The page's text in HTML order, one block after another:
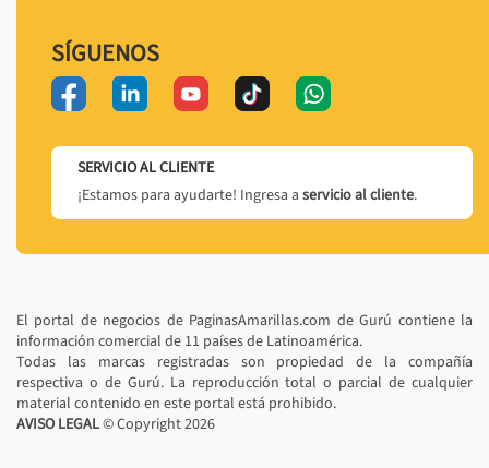
SÍGUENOS
SERVICIO AL CLIENTE
¡Estamos para ayudarte! Ingresa a servicio al cliente.
El portal de negocios de PaginasAmarillas.com de Gurú contiene la
información comercial de 11 países de Latinoamérica.
Todas las marcas registradas son propiedad de la compañía
respectiva o de Gurú. La reproducción total o parcial de cualquier
material contenido en este portal está prohibido.
AVISO LEGAL© Copyright2026